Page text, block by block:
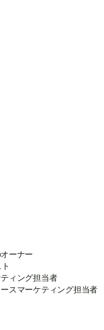
ーナー
ィング担当者
スマーケティング担当者